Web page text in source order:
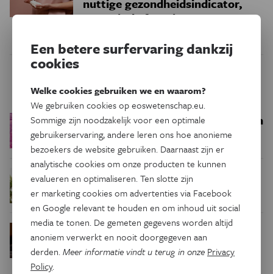
geen vitale functie
Trending
RuimteEen bakkerij op 400 miljoen
kilometer van de aarde
Podcast Natuur & Milieu
insecten in de winter?
Psyche & BreinWaarom we tinnitus
in de hersenen moeten zoeken
Een betere surfervaring dankzij
cookies
Welke cookies gebruiken we en waarom?
We gebruiken cookies op eoswetenschap.eu.
Sommige zijn noodzakelijk voor een optimale
gebruikerservaring, andere leren ons hoe anonieme
bezoekers de website gebruiken. Daarnaast zijn er
analytische cookies om onze producten te kunnen
evalueren en optimaliseren. Ten slotte zijn
er marketing cookies om advertenties via Facebook
en Google relevant te houden en om inhoud uit social
media te tonen. De gemeten gegevens worden altijd
anoniem verwerkt en nooit doorgegeven aan
derden.Meer informatie vindt u terug in onze Privacy
Policy.